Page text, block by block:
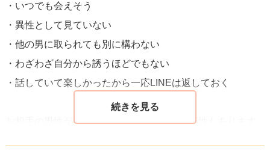
・いつでも会えそう
・異性として見ていない
・他の男に取られても別に構わない
・わざわざ自分から誘うほどでもない
・話していて楽しかったから一応LINEは返しておく
お相手の男性があまりにも奥手だという可能性もあります